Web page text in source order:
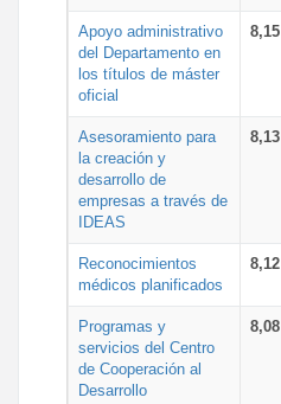
Apoyo administrativo
del Departamento en
los títulos de máster
oficial
8,15
Asesoramiento para
la creación y
desarrollo de
empresas a través de
IDEAS
8,13
Reconocimientos
médicos planificados
8,12
Programas y
servicios del Centro
de Cooperación al
Desarrollo
8,08